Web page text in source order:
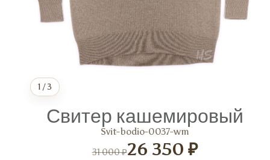
1 /3
Свитер кашемировый
Svit-bodio-0037-wm
31 000 ₽26 350 ₽